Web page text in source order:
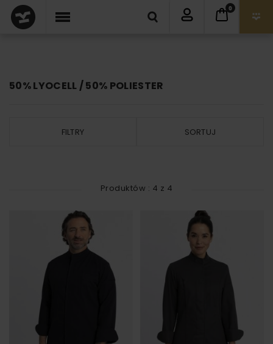
0
50% LYOCELL / 50% POLIESTER
FILTRY SORTUJ
Produktów : 4 z 4